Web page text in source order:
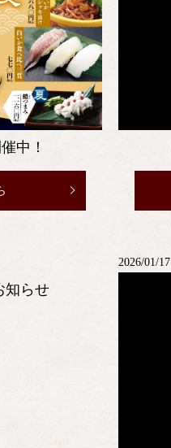
中！
知らせ
2026/01/17